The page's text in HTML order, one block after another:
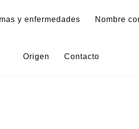
y enfermedades Nombre
Origen Contacto